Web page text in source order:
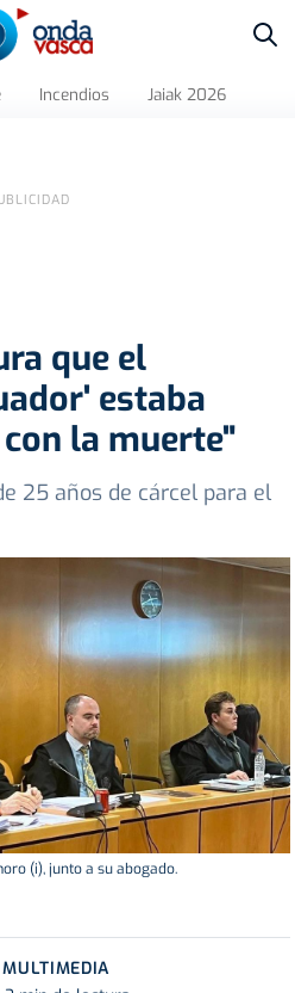
Incendios Jaiak 2026
que el
estaba
la muerte"
25 años de cárcel para el
(i), junto a su abogado.